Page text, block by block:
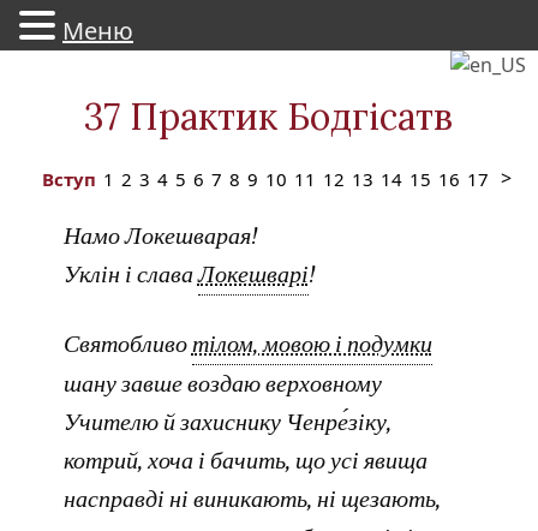
37 Практик Бодгісатв
Вступ 1 2 3 4 5 6 7 8 9 10 11 12 13 14 15 16 17 18
Намо Локешварая!
Уклін і славаЛокешварі!
Святобливотілом, мовою і подумки
шану завше воздаю верховному
Учителю й захиснику Ченре́зіку,
котрий, хоча і бачить, що усі явища
насправді ні виникають, ні щезають,
Меню